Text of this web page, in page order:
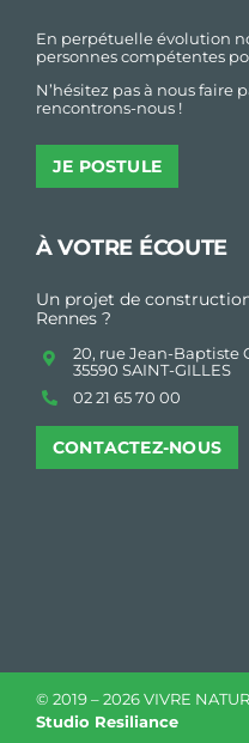
En perpétuelle évolution
personnes compétentes
N’hésitez pas à nous faire
rencontrons-nous !
JE POSTULE
À VOTRE ÉCOUTE
Un projet de
Rennes ?
20, rue Jean-Baptiste
35590 SAINT-GILLES
02 21 65 70 00
CONTACTEZ-NOUS
© 2019 –2026 VIVRE
Studio Resiliance